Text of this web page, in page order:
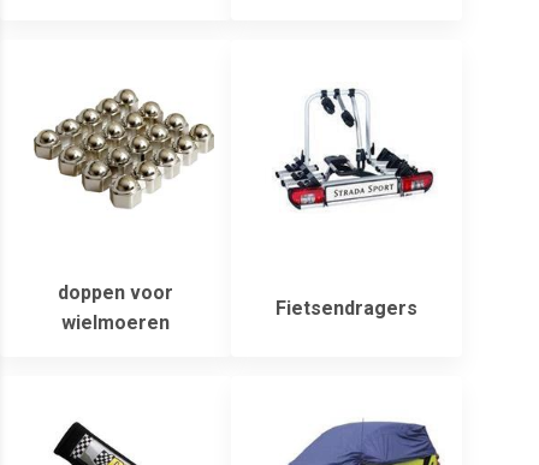
doppen voor
wielmoeren
Fietsendragers